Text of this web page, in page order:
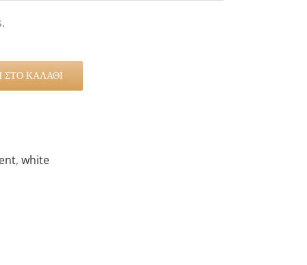
ΚΑΛΆΘΙ
, white